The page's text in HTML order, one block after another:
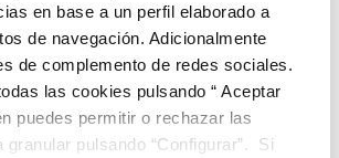
en base a un perfil elaborado a
de navegación. Adicionalmente
de complemento de redes sociales.
las cookies pulsando “ Aceptar
puedes permitir o rechazar las
granular pulsando “Configurar”. Si
Página 72 de 112
Siguiente